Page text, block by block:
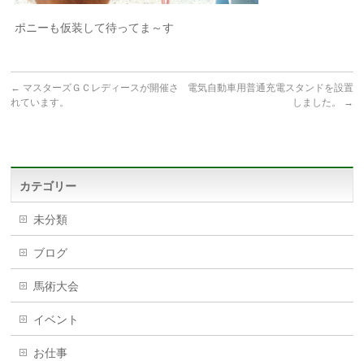
ポニーも仮装して待ってま～す
← マスターズＧＣレディースが開催さ
れています。
電気自動車用普通充電スタンドを設置
しました。
→
カテゴリー
未分類
ブログ
馬術大会
イベント
お仕事